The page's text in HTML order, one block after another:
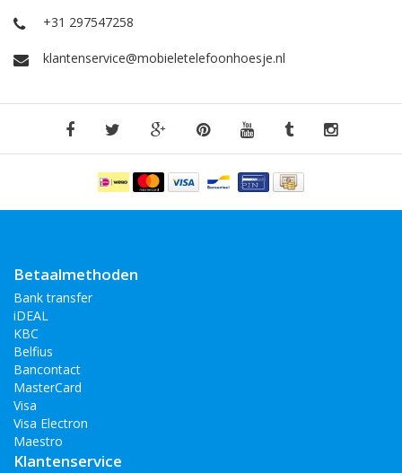
+31 297547258
klantenservice@mobieletelefoonhoesje.nl
Betaalmethoden
Bank transfer
iDEAL
KBC
Belfius
Bancontact
MasterCard
Visa
Visa Electron
Maestro
Klantenservice